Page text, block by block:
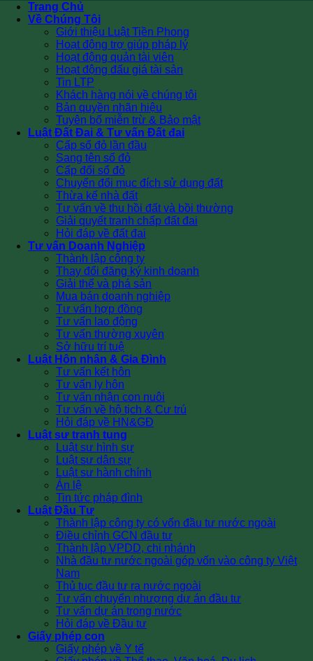
Trang Chủ
Về Chúng Tôi
Giới thiệu Luật Tiền Phong
Hoạt động trợ giúp pháp lý
Hoạt động quản tài viên
Hoạt động đấu giá tài sản
Tin LTP
Khách hàng nói về chúng tôi
Bản quyền nhãn hiệu
Tuyên bố miễn trừ & Bảo mật
Luật Đất Đai & Tư vấn Đất đai
Cấp sổ đỏ lần đầu
Sang tên sổ đỏ
Cấp đổi sổ đỏ
Chuyển đổi mục đích sử dụng đất
Thừa kế nhà đất
Tư vấn về thu hồi đất và bồi thường
Giải quyết tranh chấp đất đai
Hỏi đáp về đất đai
Tư vấn Doanh Nghiệp
Thành lập công ty
Thay đổi đăng ký kinh doanh
Giải thể và phá sản
Mua bán doanh nghiệp
Tư vấn hợp đồng
Tư vấn lao động
Tư vấn thường xuyên
Sở hữu trí tuệ
Luật Hôn nhân & Gia Đình
Tư vấn kết hôn
Tư vấn ly hôn
Tư vấn nhận con nuôi
Tư vấn về hộ tịch & Cư trú
Hỏi đáp về HN&GĐ
Luật sư tranh tụng
Luật sư hình sự
Luật sư dân sự
Luật sư hành chính
Án lệ
Tin tức pháp đình
Luật Đầu Tư
Thành lập công ty có vốn đầu tư nước ngoài
Điều chỉnh GCN đầu tư
Thành lập VPDD, chi nhánh
Nhà đầu tư nước ngoài góp vốn vào công ty Việt
Nam
Thủ tục đầu tư ra nước ngoài
Tư vấn chuyển nhượng dự án đầu tư
Tư vấn dự án trong nước
Hỏi đáp về Đầu tư
Giấy phép con
Giấy phép về Y tế